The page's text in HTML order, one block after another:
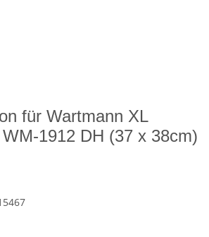
für Wartmann XL
1912 DH (37 x 38cm)